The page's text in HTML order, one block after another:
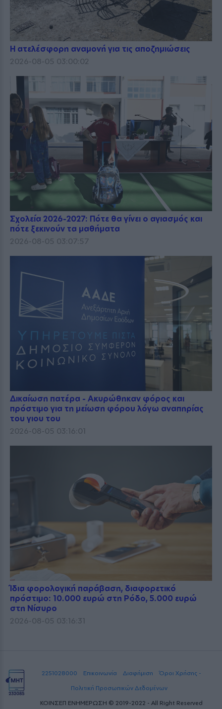
Η ατελέσφορη αναμονή για τις αποζημιώσεις
2026-08-05 03:00:02
Σχολεία 2026-2027: Πότε θα γίνει ο αγιασμός και
πότε ξεκινούν τα μαθήματα
2026-08-05 03:07:57
Δικαίωση πατέρα - Ακυρώθηκαν φόρος και
πρόστιμο για τη μείωση φόρου λόγω αναπηρίας
του γιου του
2026-08-05 03:16:01
Ίδια φορολογική παράβαση, διαφορετικό
πρόστιμο: 10.000 ευρώ στη Ρόδο, 5.000 ευρώ
στη Νίσυρο
2026-08-05 03:16:31
2251028000 Επικοινωνία Διαφήμιση
Όροι Χρήσης -
Πολιτική Προσωπικών Δεδομένων
ΚΟΙΝΣΕΠ ΕΝΗΜΕΡΩΣΗ © 2019-2022 - All Right Reserved